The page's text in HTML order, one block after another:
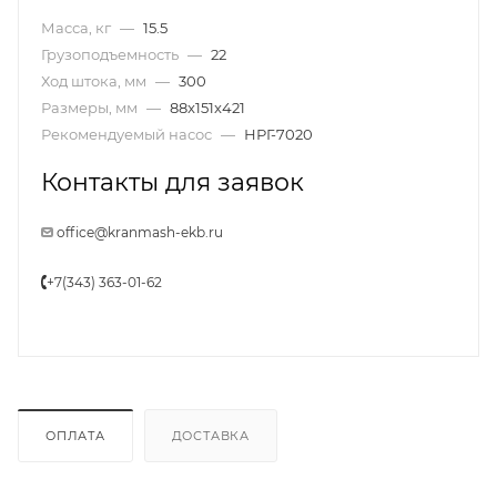
Масса, кг — 15.5
Грузоподъемность — 22
Ход штока, мм — 300
Размеры, мм — 88x151x421
Рекомендуемый насос — НРГ-7020
Контакты для заявок
office@kranmash-ekb.ru
+7(343) 363-01-62
ОПЛАТА ДОСТАВКА